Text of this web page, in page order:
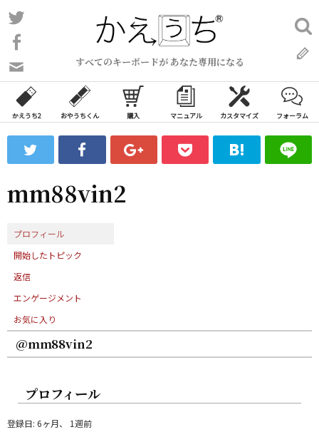
コ
ン
ン
ツ
ス
ッ
すべてのキーボードが あなた専用になる
い
合
わ
フ
ォ
ム
検
索:
かえうち2 おやうちくん 購入 マニュアル カスタマイズ フォーラム
mm88vin2
プロフィール
開始したトピック
返信
エンゲージメント
お気に入り
@mm88vin2
プロフィール
登録日: 6ヶ月、 1週前